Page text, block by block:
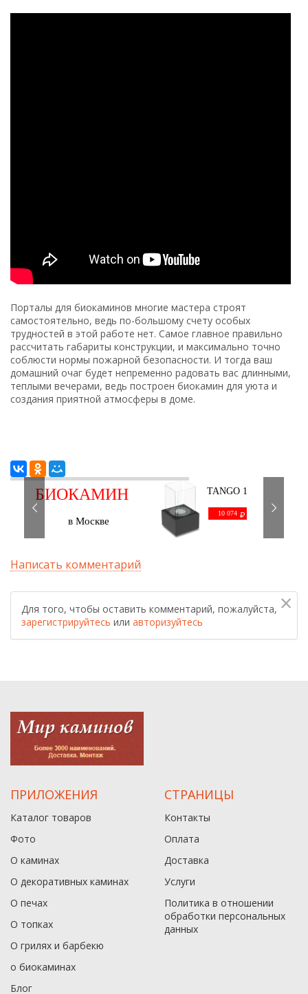
Порталы для биокаминов многие мастера строят
самостоятельно, ведь по-большому счету особых
трудностей в этой работе нет. Самое главное правильно
рассчитать габариты конструкции, и максимально точно
соблюсти нормы пожарной безопасности. И тогда ваш
домашний очаг будет непременно радовать вас длинными,
теплыми вечерами, ведь построен биокамин для уюта и
создания приятной атмосферы в доме.
БИОКАМИН
в Москве
TANGO 1
10 074
Написать комментарий
×
Для того, чтобы оставить комментарий, пожалуйста,
зарегистрируйтесь или авторизуйтесь
ПРИЛОЖЕНИЯ
Каталог товаров
Фото
О каминах
О декоративных каминах
О печах
О топках
О грилях и барбекю
о биокаминах
Блог
СТРАНИЦЫ
Контакты
Оплата
Доставка
Услуги
Политика в отношении
обработки персональных
данныx